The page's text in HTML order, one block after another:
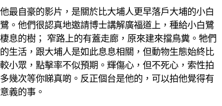
他最自豪的影片，是關於比大埔人更早落戶大埔的小白
鷺。他們很認真地邀請博士講解廣福道上，種給小白鷺
棲息的樹； 窄路上的有蓋走廊，原來建來擋鳥糞。牠們
的生活，跟大埔人是如此息息相關，但動物生態始終比
較小眾，點擊率不似預期。輝傷心，但不死心，索性拍
多幾次等你睇真啲。反正個台是他的，可以拍他覺得有
意義的事。